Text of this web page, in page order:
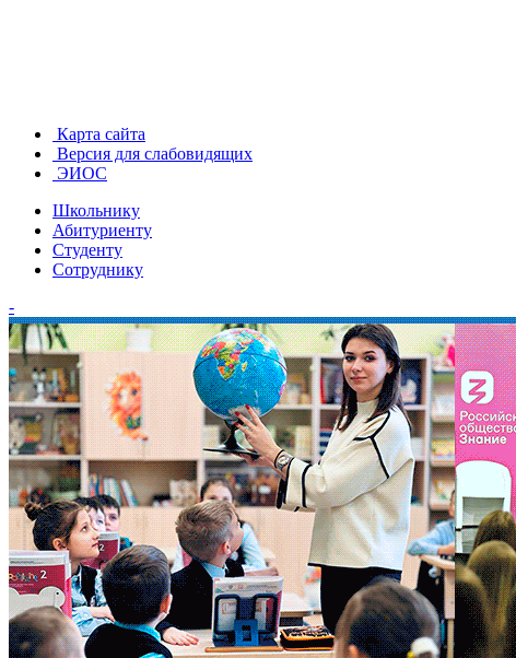
Карта сайта
Версия для слабовидящих
ЭИОС
Школьнику
Абитуриенту
Студенту
Сотруднику
-